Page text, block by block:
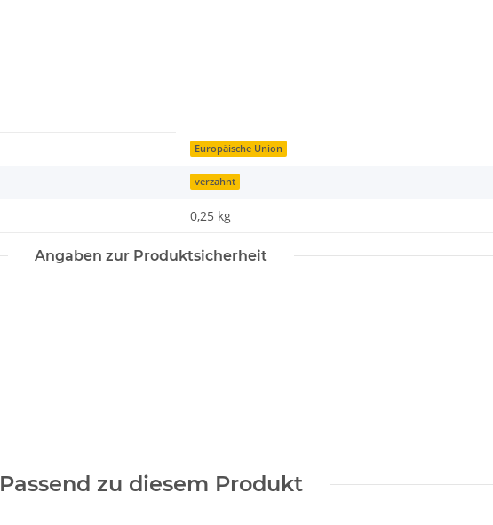
Europäische Union
verzahnt
0,25 kg
Angaben zur Produktsicherheit
Passend zu diesem Produkt